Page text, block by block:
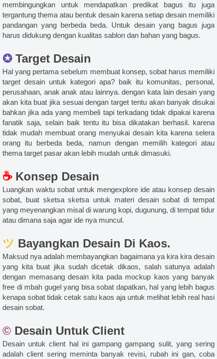
sablon glow in the dark jogja, jasa sablon glow in the dark jakarta jogja, kaos glow in the dark, kaos
bandung jogja, sablon kaos glow in the dark, kaos glow in the dark grosir, jual kaos glow in the dark
& konveksi kaos yogyakarta, kaos komunitas, kaos kelas, kaos promosi, kaos oleh oleh atau kaos
bordir topi, topi bordir, bordir topi jogja, topi bordir murah, bordir topi yogyakarta, bordir topi
topi bordir gambar, bikin topi snapback, bikin topi trucker, bordir topi snapback, bikin topi trucker,
takengon, sablon kaos pidie, sablon kaos bireuen, sablon kaos langsa, sablon kaos bener meriah,
kaos medan, sablon kaos padang, sablon kaos bandung, sablon kaos semarang, sablon kaos
sablon kaos banda aceh , sablon kaos mataram, sablon kaos banjarmasin, sablon kaos
denpasar, sablon kaos ambon, sablon kaos kendari, sablon kaos jayapura, sablon kaos serang , sablon
sablon kaos sibolga, sablon kaos surakarta , sablon kaos pekalongan, sablon kaos malang, sablon
tebingtinggi , sablon kaos cirebon, sablon kaos mojokerto, sablon kaos tasikmalaya, sablon kaos
kaos bukittinggi, sablon kaos batu, sablon kaos dumai, sablon kaos, sablon kaos manual, sablon
membingungkan untuk mendapatkan predikat bagus itu juga
tergantung thema atau bentuk desain karena setiap desain memiliki
pandangan yang berbeda beda. Untuk desain yang bagus juga
harus didukung dengan kualitas sablon dan bahan yang bagus.
✪ Target Desain
Hal yang pertama sebelum membuat konsep, sobat harus memiliki
target desain untuk kategori apa? baik itu komunitas, personal,
perusahaan, anak anak atau lainnya. dengan kata lain desain yang
akan kita buat jika sesuai dengan target tentu akan banyak disukai
bahkan jika ada yang membeli tapi terkadang tidak dipakai karena
fanatik saja, selain baik tentu itu bisa dikatakan berhasil. karena
tidak mudah membuat orang menyukai desain kita karena selera
orang itu berbeda beda, namun dengan memilih kategori atau
thema target pasar akan lebih mudah untuk dimasuki.
☕Konsep Desain
Luangkan waktu sobat untuk mengexplore ide atau konsep desain
sobat, buat sketsa sketsa untuk materi desain sobat di tempat
yang meyenangkan misal di warung kopi, dugunung, di tempat tidur
atau dimana saja agar ide nya muncul.
ツ Bayangkan Desain Di Kaos.
Maksud nya adalah membayangkan bagaimana ya kira kira desain
yang kita buat jika sudah dicetak dikaos, salah satunya adalah
dengan memasang desain kita pada mockup kaos yang banyak
free di mbah gugel yang bisa sobat dapatkan, hal yang lebih bagus
kenapa sobat tidak cetak satu kaos aja untuk melihat lebih real hasi
desain sobat.
© Desain Untuk Client
Desain untuk client hal ini gampang gampang sulit, yang sering
adalah client sering meminta banyak revisi, rubah ini gan, coba